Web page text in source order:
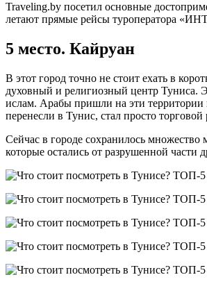
Traveling.by посетил основные
летают прямые рейсы туроператора
5 место. Кайруан
В этот город точно не стоит ехать в
духовный и религиозный центр Туниса.
ислам. Арабы пришли на эти территории
перенесли в Тунис, стал просто торговой
Сейчас в городе сохранилось множество
которые остались от разрушенной части